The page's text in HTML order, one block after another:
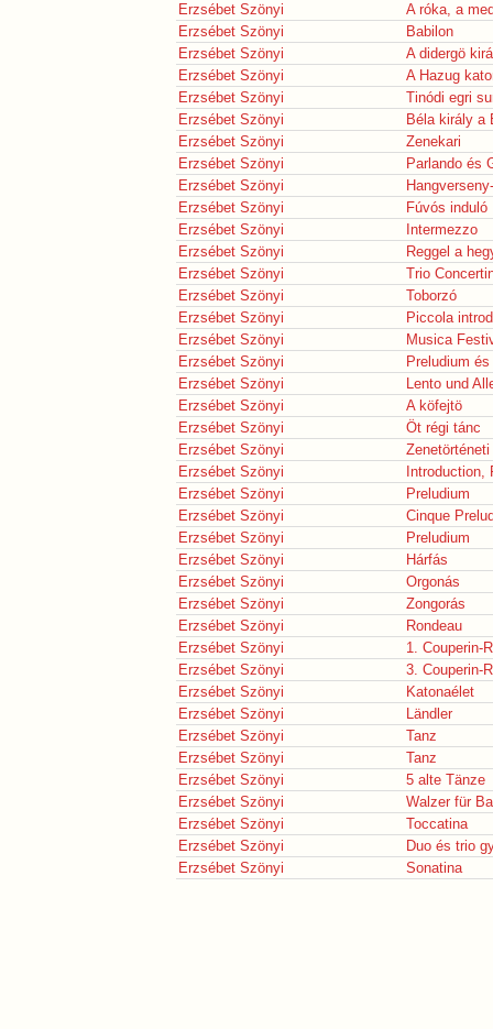
Erzsébet Szönyi
A róka, a
Erzsébet Szönyi
Babilon
Erzsébet Szönyi
A didergö
Erzsébet Szönyi
A Hazug
Erzsébet Szönyi
Tinódi egri
Erzsébet Szönyi
Béla király a
Erzsébet Szönyi
Zenekari
Erzsébet Szönyi
Parlando és
Erzsébet Szönyi
Erzsébet Szönyi
Fúvós induló
Erzsébet Szönyi
Intermezzo
Erzsébet Szönyi
Reggel a
Erzsébet Szönyi
Trio
Erzsébet Szönyi
Toborzó
Erzsébet Szönyi
Piccola
Erzsébet Szönyi
Musica
Erzsébet Szönyi
Preludium
Erzsébet Szönyi
Lento und
Erzsébet Szönyi
A köfejtö
Erzsébet Szönyi
Öt régi tánc
Erzsébet Szönyi
Erzsébet Szönyi
Introduction,
Erzsébet Szönyi
Preludium
Erzsébet Szönyi
Cinque
Erzsébet Szönyi
Preludium
Erzsébet Szönyi
Hárfás
Erzsébet Szönyi
Orgonás
Erzsébet Szönyi
Zongorás
Erzsébet Szönyi
Rondeau
Erzsébet Szönyi
1. Couperin-
Erzsébet Szönyi
3. Couperin-
Erzsébet Szönyi
Katonaélet
Erzsébet Szönyi
Ländler
Erzsébet Szönyi
Tanz
Erzsébet Szönyi
Tanz
Erzsébet Szönyi
5 alte Tänze
Erzsébet Szönyi
Walzer für
Erzsébet Szönyi
Toccatina
Erzsébet Szönyi
Duo és trio
Erzsébet Szönyi
Sonatina